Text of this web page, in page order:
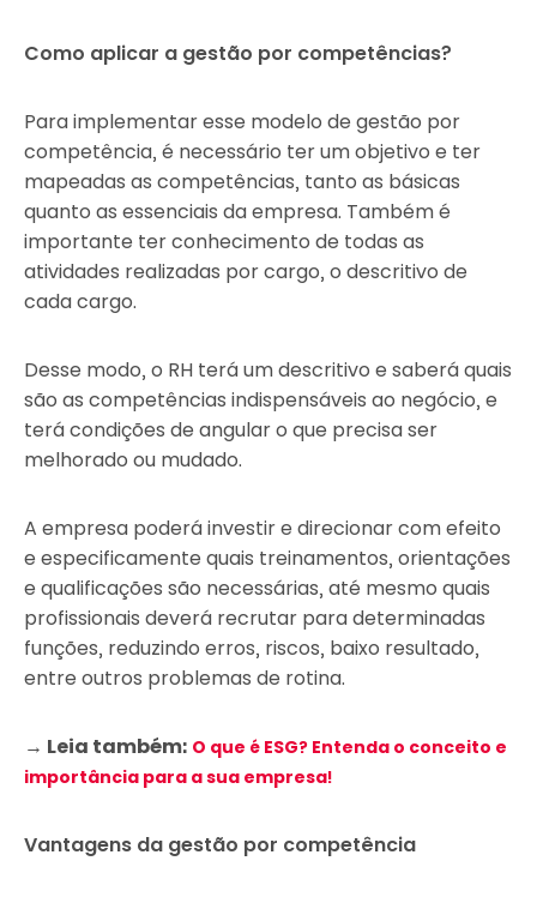
Como aplicar a gestão por competências?
Para implementar esse modelo de gestão por
competência, é necessário ter um objetivo e ter
mapeadas as competências, tanto as básicas
quanto as essenciais da empresa. Também é
importante ter conhecimento de todas as
atividades realizadas por cargo, o descritivo de
cada cargo.
Desse modo, o RH terá um descritivo e saberá quais
são as competências indispensáveis ao negócio, e
terá condições de angular o que precisa ser
melhorado ou mudado.
A empresa poderá investir e direcionar com efeito
e especificamente quais treinamentos, orientações
e qualificações são necessárias, até mesmo quais
profissionais deverá recrutar para determinadas
funções, reduzindo erros, riscos, baixo resultado,
entre outros problemas de rotina.
→ Leia também: O que é ESG? Entenda o conceito e
importância para a sua empresa!
Vantagens da gestão por competência